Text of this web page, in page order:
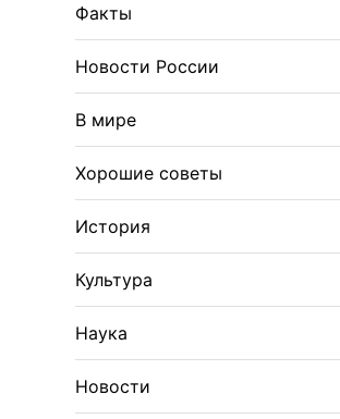
Факты
Новости России
В мире
Хорошие советы
История
Культура
Наука
Новости